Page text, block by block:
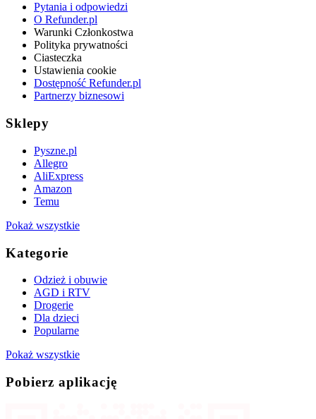
Pytania i odpowiedzi
O Refunder.pl
Warunki Członkostwa
Polityka prywatności
Ciasteczka
Ustawienia cookie
Dostępność Refunder.pl
Partnerzy biznesowi
Sklepy
Pyszne.pl
Allegro
AliExpress
Amazon
Temu
Pokaż wszystkie
Kategorie
Odzież i obuwie
AGD i RTV
Drogerie
Dla dzieci
Popularne
Pokaż wszystkie
Pobierz aplikację